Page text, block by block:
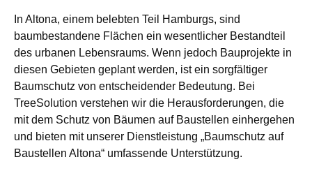
In Altona, einem belebten Teil Hamburgs, sind
baumbestandene Flächen ein wesentlicher Bestandteil
des urbanen Lebensraums. Wenn jedoch Bauprojekte in
diesen Gebieten geplant werden, ist ein sorgfältiger
Baumschutz von entscheidender Bedeutung. Bei
TreeSolution verstehen wir die Herausforderungen, die
mit dem Schutz von Bäumen auf Baustellen einhergehen
und bieten mit unserer Dienstleistung „Baumschutz auf
Baustellen Altona“ umfassende Unterstützung.